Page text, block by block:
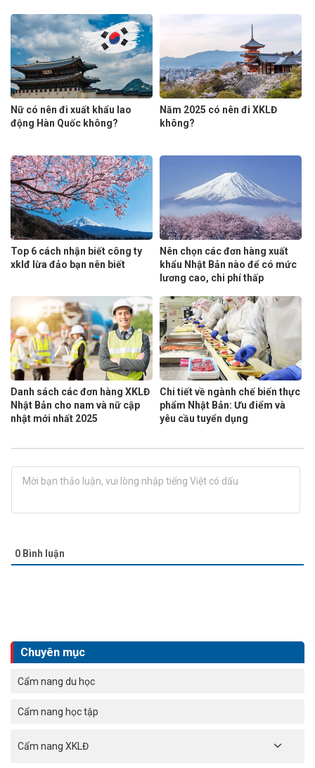
Chuyên mục
Cẩm nang du học
Cẩm nang học tập
Cẩm nang XKLĐ
Nữ có nên đi xuất khẩu lao
động Hàn Quốc không?
Năm 2025 có nên đi XKLĐ
không?
Top 6 cách nhận biết công ty
xklđ lừa đảo bạn nên biết
Nên chọn các đơn hàng xuất
khẩu Nhật Bản nào để có mức
lương cao, chi phí thấp
Danh sách các đơn hàng XKLĐ
Nhật Bản cho nam và nữ cập
nhật mới nhất 2025
Chi tiết về ngành chế biến thực
phẩm Nhật Bản: Ưu điểm và
yêu cầu tuyển dụng
0 Bình luận